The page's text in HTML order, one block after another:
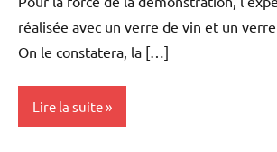
réalisée avec un verre de vin et un verre
On le constatera, la […]
Lire la suite